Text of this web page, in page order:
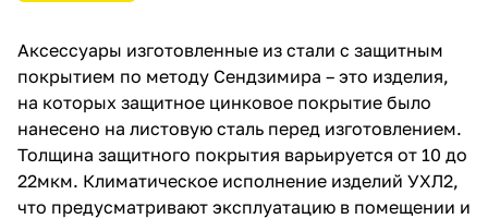
в помещении и под навесом,
при температуре эксплуатации
от -80 до +150°С. Угол
горизонтальный 90 градусов
предназначен для поворота
кабельных трасс в
горизонтальном направлении
на 90 градусов, для
перфорированных и глухих
Аксессуары изготовленные из стали с защитным
покрытием по методу Сендзимира – это изделия,
на которых защитное цинковое покрытие было
нанесено на листовую сталь перед изготовлением.
Толщина защитного покрытия варьируется от 10 до
22мкм. Климатическое исполнение изделий УХЛ2,
что предусматривают эксплуатацию в помещении и